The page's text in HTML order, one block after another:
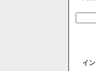
イン